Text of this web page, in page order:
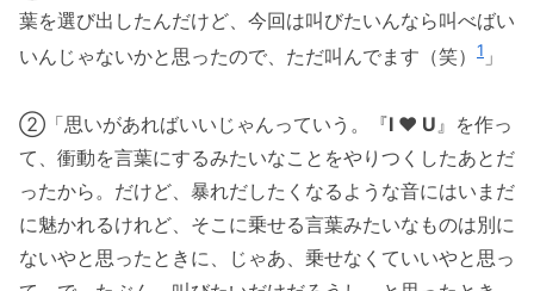
葉を選び出したんだけど、今回は叫びたいんなら叫べばい
いんじゃないかと思ったので、ただ叫んでます（笑）
1 」
②「思いがあればいいじゃんっていう。『I ♥ U』を作っ
て、衝動を言葉にするみたいなことをやりつくしたあとだ
ったから。だけど、暴れだしたくなるような音にはいまだ
に魅かれるけれど、そこに乗せる言葉みたいなものは別に
ないやと思ったときに、じゃあ、乗せなくていいやと思っ